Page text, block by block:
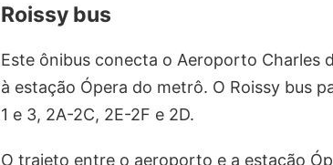
Roissy bus
Este ônibus conecta o Aeroporto Charles
à estação Ópera do metrô. O Roissy bus
1 e 3, 2A-2C, 2E-2F e 2D.
O trajeto entre o aeroporto e a estação